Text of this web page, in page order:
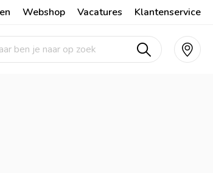
Webshop Vacatures Klantenservice